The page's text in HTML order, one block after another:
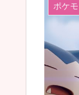
ポケ